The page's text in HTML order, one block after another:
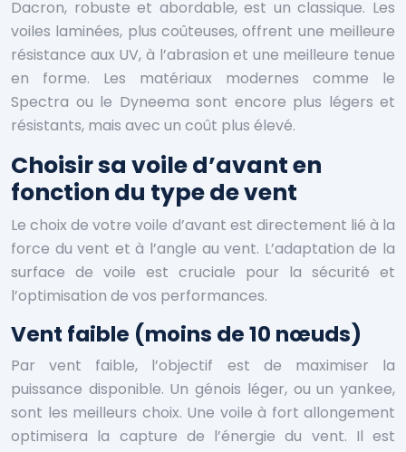
Dacron, robuste et abordable, est un classique. Les
voiles laminées, plus coûteuses, offrent une meilleure
résistance aux UV, à l’abrasion et une meilleure tenue
en forme. Les matériaux modernes comme le
Spectra ou le Dyneema sont encore plus légers et
résistants, mais avec un coût plus élevé.
Choisir sa voile d’avant en
fonction du type de vent
Le choix de votre voile d’avant est directement lié à la
force du vent et à l’angle au vent. L’adaptation de la
surface de voile est cruciale pour la sécurité et
l’optimisation de vos performances.
Vent faible (moins de 10 nœuds)
Par vent faible, l’objectif est de maximiser la
puissance disponible. Un génois léger, ou un yankee,
sont les meilleurs choix. Une voile à fort allongement
optimisera la capture de l’énergie du vent. Il est